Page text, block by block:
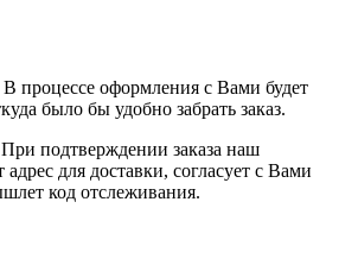
В процессе оформления с Вами будет
было бы удобно забрать заказ.
При подтверждении заказа наш
адрес для доставки, согласует с Вами
код отслеживания.